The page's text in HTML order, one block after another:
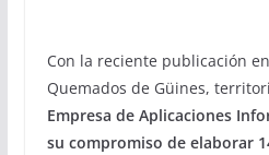
Con la reciente publicación
Quemados de Güines,
Empresa de Aplicaciones
su compromiso de elaborar